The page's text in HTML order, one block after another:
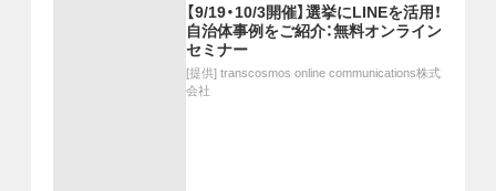
【9/19・10/3開催】選挙にLINEを活用！
自治体事例をご紹介：無料オンライン
セミナー
[提供] transcosmos online communications株式
会社